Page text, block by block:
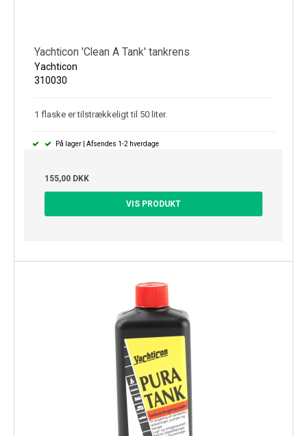
Yachticon 'Clean A Tank' tankrens
Yachticon
310030
1 flaske er tilstrækkeligt til 50 liter.
På lager | Afsendes 1-2 hverdage
155,00 DKK
VIS PRODUKT